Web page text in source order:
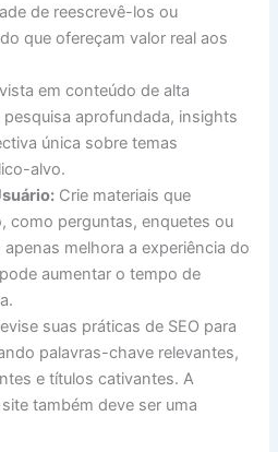
de reescrevê-los ou
que ofereçam valor real aos
em conteúdo de alta
aprofundada, insights
única sobre temas
alvo.
Crie materiais que
como perguntas, enquetes ou
melhora a experiência do
aumentar o tempo de
suas práticas de SEO para
palavras-chave relevantes,
e títulos cativantes. A
também deve ser uma